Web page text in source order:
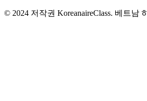
© 2024 저작권 KoreanaireClass. 베트남